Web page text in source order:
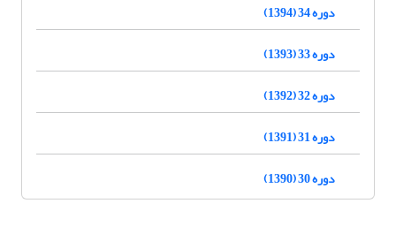
دوره 34 (1394)
دوره 33 (1393)
دوره 32 (1392)
دوره 31 (1391)
دوره 30 (1390)